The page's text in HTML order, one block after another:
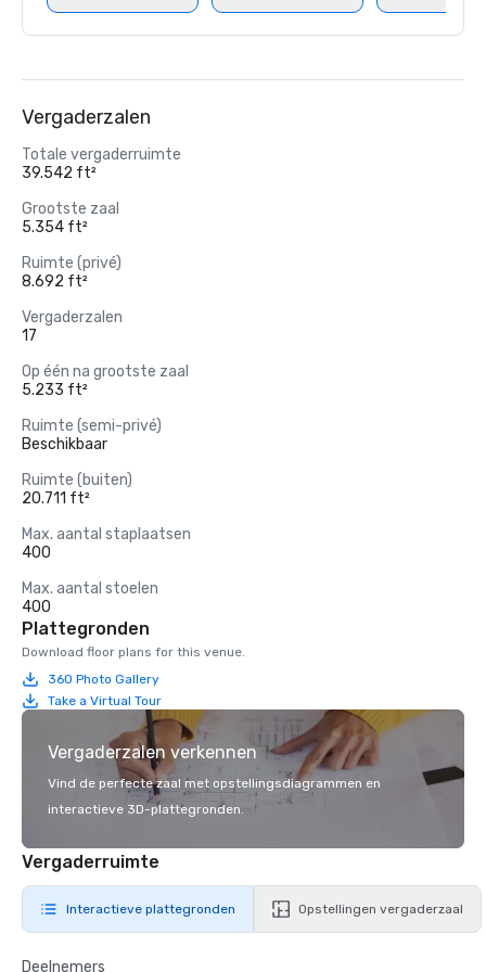
Forbes Travel G
Vergaderzalen
Totale vergaderruimte
39.542 ft²
Grootste zaal
5.354 ft²
Ruimte (privé)
8.692 ft²
Vergaderzalen
17
Op één na grootste zaal
5.233 ft²
Ruimte (semi-privé)
Beschikbaar
Ruimte (buiten)
20.711 ft²
Max. aantal staplaatsen
400
Max. aantal stoelen
400
Plattegronden
Download floor plans for this venue.
360 Photo Gallery
Take a Virtual Tour
Vergaderzalen verkennen
Vind de perfecte zaal met opstellingsdiagrammen en
interactieve 3D-plattegronden.
Vergaderruimte
Interactieve plattegronden Opstellingen vergaderzaal
Deelnemers